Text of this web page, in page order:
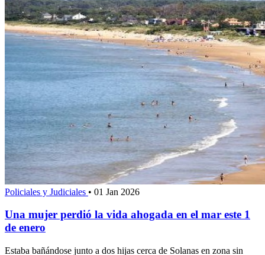
Policiales y Judiciales • 01 Jan 2026
Una mujer perdió la vida ahogada en el mar este 1
de enero
Estaba bañándose junto a dos hijas cerca de Solanas en zona sin